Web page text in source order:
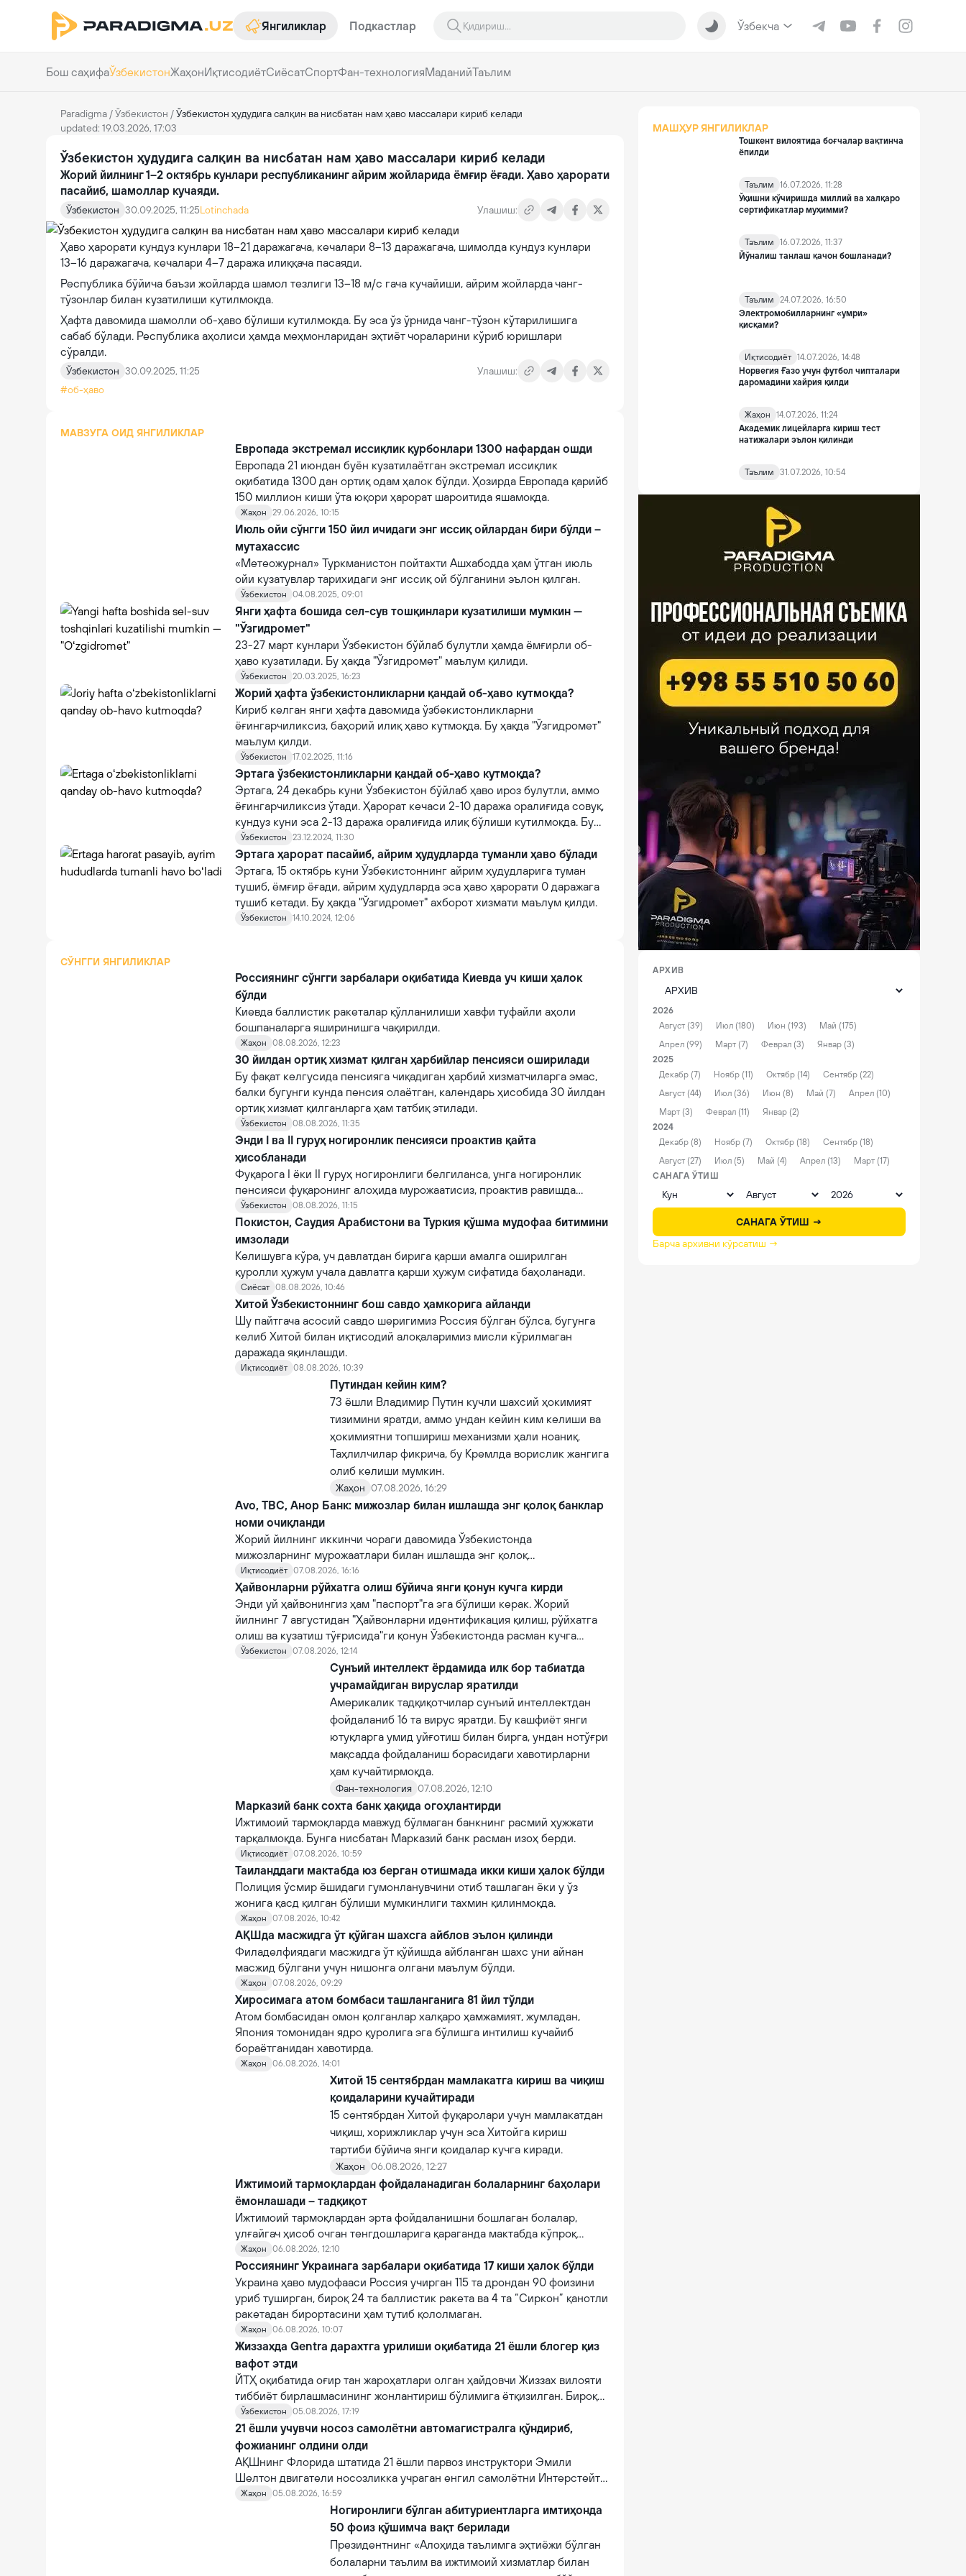
Янгиликлар Подкастлар Ўзбекча
Бош саҳифаЎзбекистонЖаҳонИқтисодиётСиёсатСпортФан-технологияМаданийТаълим
Paradigma /Ўзбекистон /Ўзбекистон ҳудудига салқин ва нисбатан нам ҳаво массалари кириб келади
updated: 19.03.2026, 17:03
Ўзбекистон ҳудудига салқин ва нисбатан нам ҳаво массалари кириб келади
Жорий йилнинг 1–2 октябрь кунлари республиканинг айрим жойларида ёмғир ёғади. Ҳаво ҳарорати
пасайиб, шамоллар кучаяди.
Ўзбекистон 30.09.2025, 11:25Lotinchada Улашиш:
Ҳаво ҳарорати кундуз кунлари 18–21 даражагача, кечалари 8–13 даражагача, шимолда кундуз кунлари
13–16 даражагача, кечалари 4–7 даража илиққача пасаяди.
Республика бўйича баъзи жойларда шамол тезлиги 13–18 м/с гача кучайиши, айрим жойларда чанг-
тўзонлар билан кузатилиши кутилмоқда.
Ҳафта давомида шамолли об-ҳаво бўлиши кутилмоқда. Бу эса ўз ўрнида чанг-тўзон кўтарилишига
сабаб бўлади. Республика аҳолиси ҳамда меҳмонларидан эҳтиёт чораларини кўриб юришлари
сўралди.
Ўзбекистон 30.09.2025, 11:25
Улашиш:
#об-ҳаво
МАВЗУГА ОИД ЯНГИЛИКЛАР
Европада экстремал иссиқлик қурбонлари 1300 нафардан ошди
Европада 21 июндан буён кузатилаётган экстремал иссиқлик
оқибатида 1300 дан ортиқ одам ҳалок бўлди. Ҳозирда Европада қарийб
150 миллион киши ўта юқори ҳарорат шароитида яшамоқда.
Жаҳон 29.06.2026, 10:15
Июль ойи сўнгги 150 йил ичидаги энг иссиқ ойлардан бири бўлди –
мутахассис
«Метеожурнал» Туркманистон пойтахти Ашхабодда ҳам ўтган июль
ойи кузатувлар тарихидаги энг иссиқ ой бўлганини эълон қилган.
Ўзбекистон 04.08.2025, 09:01
Янги ҳафта бошида сел-сув тошқинлари кузатилиши мумкин —
"Ўзгидромет"
23-27 март кунлари Ўзбекистон бўйлаб булутли ҳамда ёмғирли об-
ҳаво кузатилади. Бу ҳақда "Ўзгидромет" маълум қилиди.
Ўзбекистон 20.03.2025, 16:23
Жорий ҳафта ўзбекистонликларни қандай об-ҳаво кутмоқда?
Кириб келган янги ҳафта давомида ўзбекистонликларни
ёғингарчиликсиз, баҳорий илиқ ҳаво кутмоқда. Бу ҳақда "Ўзгидромет"
маълум қилди.
Ўзбекистон 17.02.2025, 11:16
Эртага ўзбекистонликларни қандай об-ҳаво кутмоқда?
Эртага, 24 декабрь куни Ўзбекистон бўйлаб ҳаво ироз булутли, аммо
ёғингарчиликсиз ўтади. Ҳарорат кечаси 2-10 даража оралиғида совуқ,
кундуз куни эса 2-13 даража оралиғида илиқ бўлиши кутилмоқда. Бу
ҳақда "Ўзгидромет" ахборот хизмати хабар берди.
Ўзбекистон 23.12.2024, 11:30
Эртага ҳарорат пасайиб, айрим ҳудудларда туманли ҳаво бўлади
Эртага, 15 октябрь куни Ўзбекистоннинг айрим ҳудудларига туман
тушиб, ёмғир ёғади, айрим ҳудудларда эса ҳаво ҳарорати 0 даражага
тушиб кетади. Бу ҳақда "Ўзгидромет" ахборот хизмати маълум қилди.
Ўзбекистон 14.10.2024, 12:06
СЎНГГИ ЯНГИЛИКЛАР
Россиянинг сўнгги зарбалари оқибатида Киевда уч киши ҳалок
бўлди
Киевда баллистик ракеталар қўлланилиши хавфи туфайли аҳоли
бошпаналарга яширинишга чақирилди.
Жаҳон 08.08.2026, 12:23
30 йилдан ортиқ хизмат қилган ҳарбийлар пенсияси оширилади
Бу фақат келгусида пенсияга чиқадиган ҳарбий хизматчиларга эмас,
балки бугунги кунда пенсия олаётган, календарь ҳисобида 30 йилдан
ортиқ хизмат қилганларга ҳам татбиқ этилади.
Ўзбекистон 08.08.2026, 11:35
Энди I ва II гуруҳ ногиронлик пенсияси проактив қайта
ҳисобланади
Фуқарога I ёки II гуруҳ ногиронлиги белгиланса, унга ногиронлик
пенсияси фуқаронинг алоҳида мурожаатисиз, проактив равишда
тайинланади.
Ўзбекистон 08.08.2026, 11:15
Покистон, Саудия Арабистони ва Туркия қўшма мудофаа битимини
имзолади
Келишувга кўра, уч давлатдан бирига қарши амалга оширилган
қуролли ҳужум учала давлатга қарши ҳужум сифатида баҳоланади.
Сиёсат 08.08.2026, 10:46
Хитой Ўзбекистоннинг бош савдо ҳамкорига айланди
Шу пайтгача асосий савдо шеригимиз Россия бўлган бўлса, бугунга
келиб Хитой билан иқтисодий алоқаларимиз мисли кўрилмаган
даражада яқинлашди.
Иқтисодиёт 08.08.2026, 10:39
Путиндан кейин ким?
73 ёшли Владимир Путин кучли шахсий ҳокимият
тизимини яратди, аммо ундан кейин ким келиши ва
ҳокимиятни топшириш механизми ҳали ноаниқ.
Таҳлилчилар фикрича, бу Кремлда ворислик жангига
олиб келиши мумкин.
Жаҳон 07.08.2026, 16:29
Avo, TBC, Анор Банк: мижозлар билан ишлашда энг қолоқ банклар
номи очиқланди
Жорий йилнинг иккинчи чораги давомида Ўзбекистонда
мижозларнинг мурожаатлари билан ишлашда энг қолоқ
кўрсаткичларга эга 10 та тижорий банклар рўйхати очиқланган.
Иқтисодиёт 07.08.2026, 16:16
Ҳайвонларни рўйхатга олиш бўйича янги қонун кучга кирди
Энди уй ҳайвонингиз ҳам "паспорт"га эга бўлиши керак. Жорий
йилнинг 7 августидан "Ҳайвонларни идентификация қилиш, рўйхатга
олиш ва кузатиш тўғрисида"ги қонун Ўзбекистонда расман кучга
кирди.
Ўзбекистон 07.08.2026, 12:14
Сунъий интеллект ёрдамида илк бор табиатда
учрамайдиган вируслар яратилди
Америкалик тадқиқотчилар сунъий интеллектдан
фойдаланиб 16 та вирус яратди. Бу кашфиёт янги
ютуқларга умид уйғотиш билан бирга, ундан нотўғри
мақсадда фойдаланиш борасидаги хавотирларни
ҳам кучайтирмоқда.
Фан-технология 07.08.2026, 12:10
Марказий банк сохта банк ҳақида огоҳлантирди
Ижтимоий тармоқларда мавжуд бўлмаган банкнинг расмий ҳужжати
тарқалмоқда. Бунга нисбатан Марказий банк расман изоҳ берди.
Иқтисодиёт 07.08.2026, 10:59
Таиланддаги мактабда юз берган отишмада икки киши ҳалок бўлди
Полиция ўсмир ёшидаги гумонланувчини отиб ташлаган ёки у ўз
жонига қасд қилган бўлиши мумкинлиги тахмин қилинмоқда.
Жаҳон 07.08.2026, 10:42
АҚШда масжидга ўт қўйган шахсга айблов эълон қилинди
Филаделфиядаги масжидга ўт қўйишда айбланган шахс уни айнан
масжид бўлгани учун нишонга олгани маълум бўлди.
Жаҳон 07.08.2026, 09:29
Хиросимага атом бомбаси ташланганига 81 йил тўлди
Атом бомбасидан омон қолганлар халқаро ҳамжамият, жумладан,
Япония томонидан ядро қуролига эга бўлишга интилиш кучайиб
бораётганидан хавотирда.
Жаҳон 06.08.2026, 14:01
Хитой 15 сентябрдан мамлакатга кириш ва чиқиш
қоидаларини кучайтиради
15 сентябрдан Хитой фуқаролари учун мамлакатдан
чиқиш, хорижликлар учун эса Хитойга кириш
тартиби бўйича янги қоидалар кучга киради.
Жаҳон 06.08.2026, 12:27
Ижтимоий тармоқлардан фойдаланадиган болаларнинг баҳолари
ёмонлашади – тадқиқот
Ижтимоий тармоқлардан эрта фойдаланишни бошлаган болалар,
улғайгач ҳисоб очган тенгдошларига қараганда мактабда кўпроқ
қийналишади.
Жаҳон 06.08.2026, 12:10
Россиянинг Украинага зарбалари оқибатида 17 киши ҳалок бўлди
Украина ҳаво мудофааси Россия учирган 115 та дрондан 90 фоизини
уриб туширган, бироқ 24 та баллистик ракета ва 4 та “Сиркон” қанотли
ракетадан бирортасини ҳам тутиб қололмаган.
Жаҳон 06.08.2026, 10:07
Жиззахда Gentra дарахтга урилиши оқибатида 21 ёшли блогер қиз
вафот этди
ЙТҲ оқибатида оғир тан жароҳатлари олган ҳайдовчи Жиззах вилояти
тиббиёт бирлашмасининг жонлантириш бўлимига ётқизилган. Бироқ
шифокорлар томонидан кўрсатилган тиббий муолажаларга
қарамасдан, у вафот этган.
Ўзбекистон 05.08.2026, 17:19
21 ёшли учувчи носоз самолётни автомагистралга қўндириб,
фожианинг олдини олди
АҚШнинг Флорида штатида 21 ёшли парвоз инструктори Эмили
Шелтон двигатели носозликка учраган енгил самолётни Интерстейт
10 автомагистралига муваффақиятли қўндириб, эҳтимолий йирик
фожианинг олдини олди.
Жаҳон 05.08.2026, 16:59
Ногиронлиги бўлган абитуриентларга имтиҳонда
50 фоиз қўшимча вақт берилади
Президентнинг «Алоҳида таълимга эҳтиёжи бўлган
болаларни таълим ва ижтимоий хизматлар билан
МАШҲУР ЯНГИЛИКЛАР
Тошкент вилоятида боғчалар вақтинча
ёпилди
Таълим
16.07.2026, 11:28
Ўқишни кўчиришда миллий ва халқаро
сертификатлар муҳимми?
Таълим
16.07.2026, 11:37
Йўналиш танлаш қачон бошланади?
Таълим
24.07.2026, 16:50
Электромобилларнинг «умри»
қисқами?
Иқтисодиёт 14.07.2026, 14:48
Норвегия Ғазо учун футбол чипталари
даромадини хайрия қилди
Жаҳон
14.07.2026, 11:24
Академик лицейларга кириш тест
натижалари эълон қилинди
Таълим 31.07.2026, 10:54
АРХИВ
2026
Август (39)
Июл (180) Июн (193)
Май (175)
Апрел (99)
Март (7) Феврал (3)
Январ (3)
2025
Декабр (7)
Ноябр (11) Октябр (14)
Сентябр (22)
Август (44)
Июл (36) Июн (8) Май (7)
Апрел (10)
Март (3)
Феврал (11)
Январ (2)
2024
Декабр (8)
Ноябр (7) Октябр (18)
Сентябр (18)
Август (27)
Июл (5) Май (4) Апрел (13)
Март (17)
САНАГА ЎТИШ
САНАГА ЎТИШ →
Барча архивни кўрсатиш →